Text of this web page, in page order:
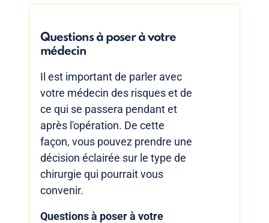
Questions à poser à votre
médecin
Il est important de parler avec
votre médecin des risques et de
ce qui se passera pendant et
après l'opération. De cette
façon, vous pouvez prendre une
décision éclairée sur le type de
chirurgie qui pourrait vous
convenir.
Questions à poser à votre